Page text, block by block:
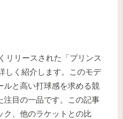
リリースされた「プリンス
しく紹介します。このモデ
ルと高い打球感を求める競
注目の一品です。この記事
ク、他のラケットとの比